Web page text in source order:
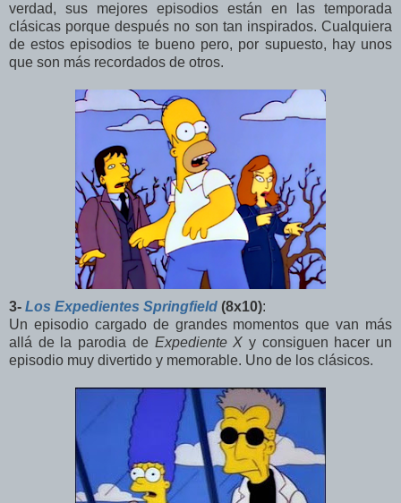
verdad, sus mejores episodios están en las temporada
clásicas porque después no son tan inspirados. Cualquiera
de estos episodios te bueno pero, por supuesto, hay unos
que son más recordados de otros.
3- Los Expedientes Springfield (8x10):
Un episodio cargado de grandes momentos que van más
allá de la parodia de Expediente X y consiguen hacer un
episodio muy divertido y memorable. Uno de los clásicos.